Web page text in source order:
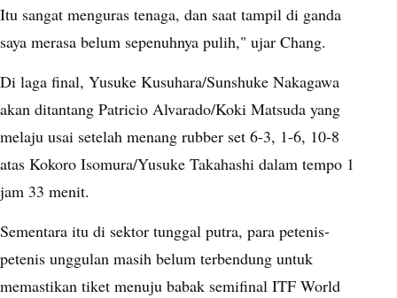
Itu sangat menguras tenaga, dan saat tampil di ganda
saya merasa belum sepenuhnya pulih," ujar Chang.
Di laga final, Yusuke Kusuhara/Sunshuke Nakagawa
akan ditantang Patricio Alvarado/Koki Matsuda yang
melaju usai setelah menang rubber set 6-3, 1-6, 10-8
atas Kokoro Isomura/Yusuke Takahashi dalam tempo 1
jam 33 menit.
Sementara itu di sektor tunggal putra, para petenis-
petenis unggulan masih belum terbendung untuk
memastikan tiket menuju babak semifinal ITF World